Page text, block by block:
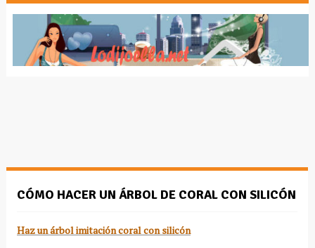
CÓMO HACER UN ÁRBOL DE CORAL CON SILICÓN
Haz un árbol imitación coral con silicón